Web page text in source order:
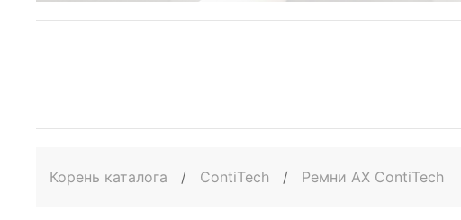
Корень каталога / ContiTech / Ремни AX ContiTech